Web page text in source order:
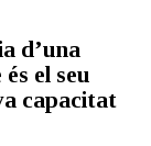
d’una
el seu
capacitat